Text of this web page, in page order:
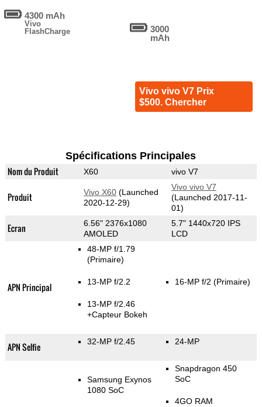
4300 mAh
Vivo
FlashCharge
3000
mAh
Vivo vivo V7 Prix
$500. Chercher
Spécifications Principales
Nom du Produit X60 vivo V7
Produit Vivo X60(Launched
2020-12-29)
Vivo vivo V7
(Launched 2017-11-
01)
Ecran
6.56" 2376x1080
AMOLED
5.7" 1440x720 IPS
LCD
APN Principal
48-MP f/1.79
(Primaire)
13-MP f/2.2
13-MP f/2.46
+Capteur Bokeh
16-MP f/2 (Primaire)
APN Selfie 32-MP f/2.45 24-MP
Samsung Exynos
1080 SoC
Snapdragon 450
SoC
4GO RAM